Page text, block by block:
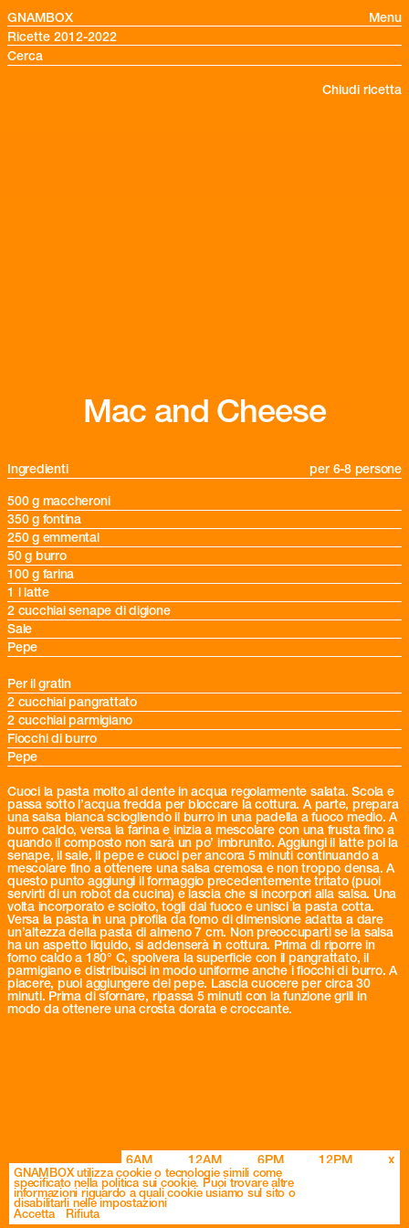
GNAMBOX
Menu
Ricette 2012-2022
Chiudi ricetta
Mac and Cheese
Ingredienti
per 6-8 persone
500 g maccheroni
350 g fontina
250 g emmental
50 g burro
100 g farina
1 l latte
2 cucchiai senape di digione
Sale
Pepe
Per il gratin
2 cucchiai pangrattato
2 cucchiai parmigiano
Fiocchi di burro
Pepe
Cuoci la pasta molto al dente in acqua regolarmente salata. Scola e
passa sotto l’acqua fredda per bloccare la cottura. A parte, prepara
una salsa bianca sciogliendo il burro in una padella a fuoco medio. A
burro caldo, versa la farina e inizia a mescolare con una frusta fino a
quando il composto non sarà un po’ imbrunito. Aggiungi il latte poi la
senape, il sale, il pepe e cuoci per ancora 5 minuti continuando a
mescolare fino a ottenere una salsa cremosa e non troppo densa. A
questo punto aggiungi il formaggio precedentemente tritato (puoi
servirti di un robot da cucina) e lascia che si incorpori alla salsa. Una
volta incorporato e sciolto, togli dal fuoco e unisci la pasta cotta.
Versa la pasta in una pirofila da forno di dimensione adatta a dare
un’altezza della pasta di almeno 7 cm. Non preoccuparti se la salsa
ha un aspetto liquido, si addenserà in cottura. Prima di riporre in
forno caldo a 180° C, spolvera la superficie con il pangrattato, il
parmigiano e distribuisci in modo uniforme anche i fiocchi di burro. A
piacere, puoi aggiungere del pepe. Lascia cuocere per circa 30
minuti. Prima di sfornare, ripassa 5 minuti con la funzione grill in
modo da ottenere una crosta dorata e croccante.
© GNAMBOX 2026
6AM 12AM 6PM 12PM x
GNAMBOX utilizza cookie o tecnologie simili come
specificato nella politica sui cookie. Puoi trovare altre
informazioni riguardo a quali cookie usiamo sul sito o
disabilitarli nelle impostazioni
Accetta Rifiuta